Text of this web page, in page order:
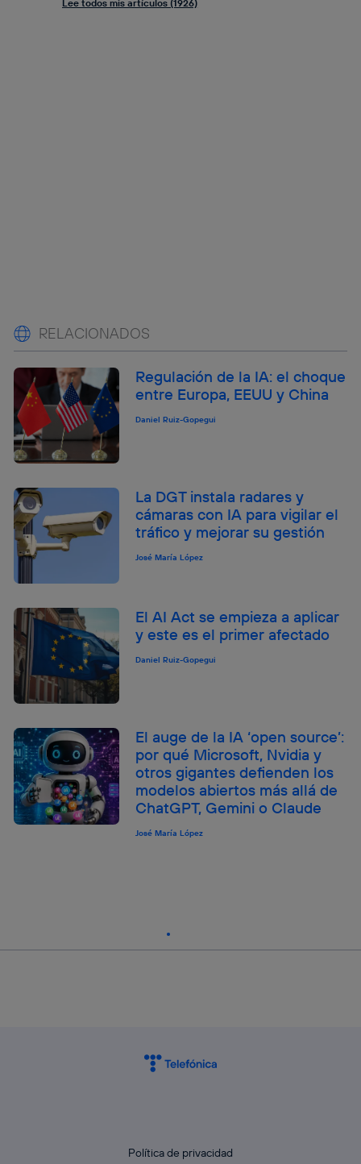
Lee todos mis artículos (1926)
RELACIONADOS
Regulación de la IA: el choque
entre Europa, EEUU y China
Daniel Ruiz-Gopegui
La DGT instala radares y
cámaras con IA para vigilar el
tráfico y mejorar su gestión
José María López
El AI Act se empieza a aplicar
y este es el primer afectado
Daniel Ruiz-Gopegui
El auge de la IA ‘open source’:
por qué Microsoft, Nvidia y
otros gigantes defienden los
modelos abiertos más allá de
ChatGPT, Gemini o Claude
José María López
Política de privacidad